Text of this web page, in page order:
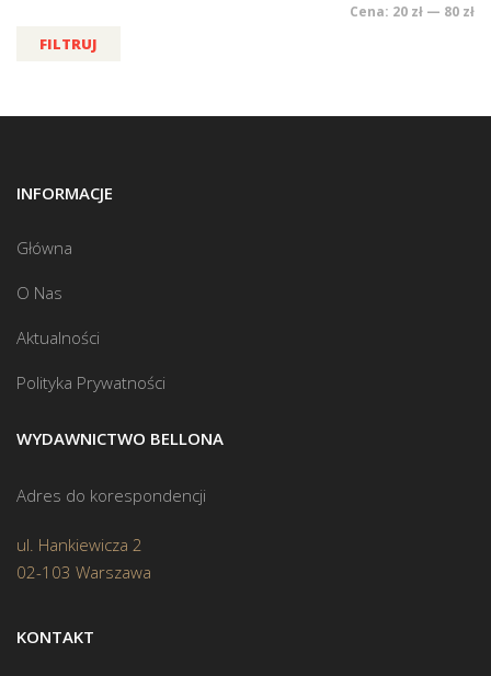
FILTRUJ
Cena: 20 zł — 80 zł
INFORMACJE
Główna
O Nas
Aktualności
Polityka Prywatności
WYDAWNICTWO BELLONA
Adres do korespondencji
ul. Hankiewicza 2
02-103 Warszawa
KONTAKT